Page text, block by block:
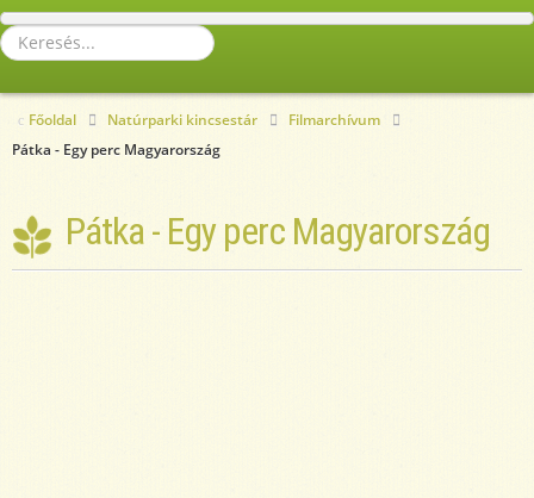
Keresés...
Főoldal Natúrparki kincsestár
Filmarchívum
Pátka - Egy perc Magyarország
Pátka - Egy perc Magyarország